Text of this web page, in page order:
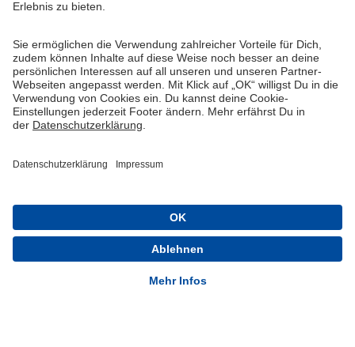
Widerruf Vertrag widerrufen
AGB
Cookie-Einstellungen
Datenschutzerklärung Impressum